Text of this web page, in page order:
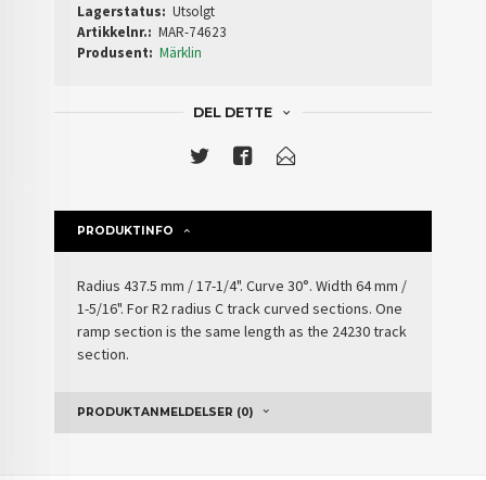
Lagerstatus: Utsolgt
Artikkelnr.: MAR-74623
Produsent: Märklin
DEL DETTE
PRODUKTINFO
Radius 437.5 mm / 17-1/4". Curve 30°. Width 64 mm /
1-5/16". For R2 radius C track curved sections. One
ramp section is the same length as the 24230 track
section.
PRODUKTANMELDELSER (0)